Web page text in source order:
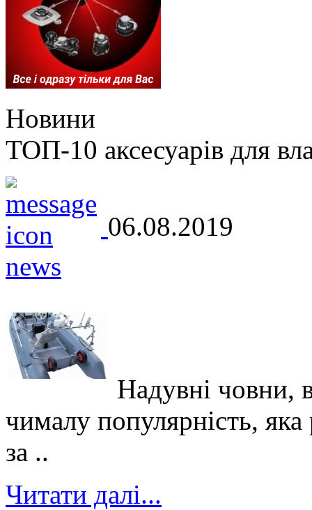
Новини
ТОП-10 аксесуарів для
06.08.2019
Надувні човни,
чималу популярність, яка
за ..
Читати далі...